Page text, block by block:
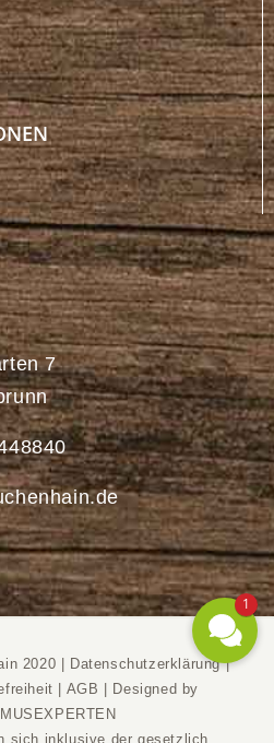
7
2020 | Datenschutzerklärung|
AGB
Designed by
sich inklusive der gesetzlich
1